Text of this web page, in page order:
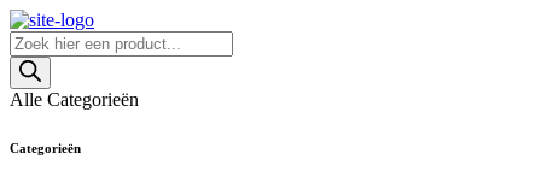
Skip
to
content
Producten
zoeken
Alle Categorieën
Categorieën